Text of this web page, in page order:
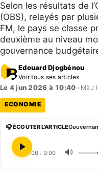
Selon les résultats de
(OBS), relayés par
FM, le pays se classe
deuxième au niveau
gouvernance
Edouard Djogbénou
Voir tous ses articles
Le 4 jun 2026 à 10:40 • MàJ
ECONOMIE
🎧 ÉCOUTER L'ARTICLE
0:00 / 0:00 🔊